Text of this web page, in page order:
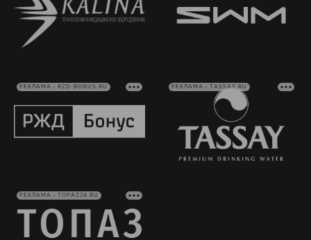
РЕКЛАМА • RZD-BONUS.RU РЕКЛАМА • TASSAY.RU
РЕКЛАМА • TOPAZ24.RU